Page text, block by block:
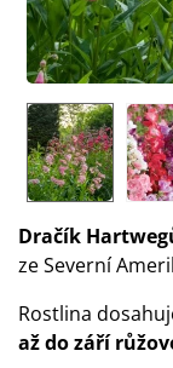
Dračík
ze Severní
Rostlina
až do září